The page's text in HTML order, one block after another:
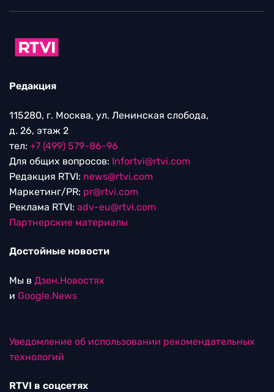
Редакция
115280, г. Москва, ул. Ленинская слобода,
д. 26, этаж 2
тел: +7 (499) 579-86-96
Для общих вопросов: Infortvi@rtvi.com
Редакция RTVI: news@rtvi.com
Маркетинг/PR: pr@rtvi.com
Реклама RTVI: adv-eu@rtvi.com
Партнерские материалы
Достойные новости
Мы в Дзен.Новостях
и Google.News
Уведомление об использовании рекомендательных
технологий
RTVI в соцсетях